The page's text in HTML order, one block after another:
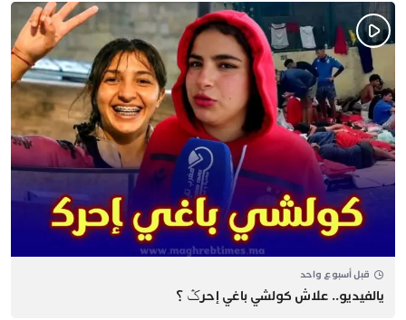
قبل أسبوع واحد
يالفيديو.. علاش كولشي باغي إحرݣ ؟